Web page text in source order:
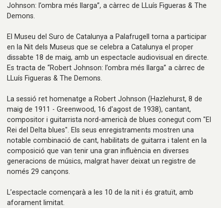
Johnson: l’ombra més llarga”, a càrrec de LLuís Figueras & The
Demons.
El Museu del Suro de Catalunya a Palafrugell torna a participar
en la Nit dels Museus que se celebra a Catalunya el proper
dissabte 18 de maig, amb un espectacle audiovisual en directe.
Es tracta de “Robert Johnson: l’ombra més llarga” a càrrec de
LLuís Figueras & The Demons.
La sessió ret homenatge a Robert Johnson (Hazlehurst, 8 de
maig de 1911 - Greenwood, 16 d'agost de 1938), cantant,
compositor i guitarrista nord-americà de blues conegut com "El
Rei del Delta blues". Els seus enregistraments mostren una
notable combinació de cant, habilitats de guitarra i talent en la
composició que van tenir una gran influència en diverses
generacions de músics, malgrat haver deixat un registre de
només 29 cançons.
L’espectacle començarà a les 10 de la nit i és gratuït, amb
aforament limitat.